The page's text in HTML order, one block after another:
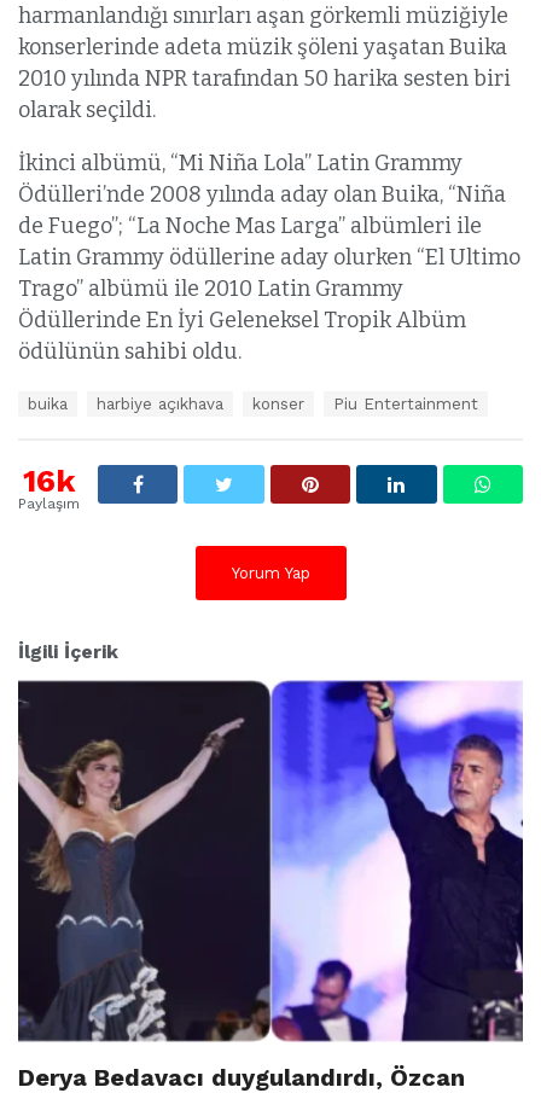
harmanlandığı sınırları aşan görkemli müziğiyle
konserlerinde adeta müzik şöleni yaşatan Buika
2010 yılında NPR tarafından 50 harika sesten biri
olarak seçildi.
İkinci albümü, “Mi Niña Lola” Latin Grammy
Ödülleri’nde 2008 yılında aday olan Buika, “Niña
de Fuego”; “La Noche Mas Larga” albümleri ile
Latin Grammy ödüllerine aday olurken “El Ultimo
Trago” albümü ile 2010 Latin Grammy
Ödüllerinde En İyi Geleneksel Tropik Albüm
ödülünün sahibi oldu.
t
buika harbiye açıkhava konser Piu Entertainment
16k
Paylaşım
Yorum Yap
İlgili İçerik
Derya Bedavacı duygulandırdı, Özcan